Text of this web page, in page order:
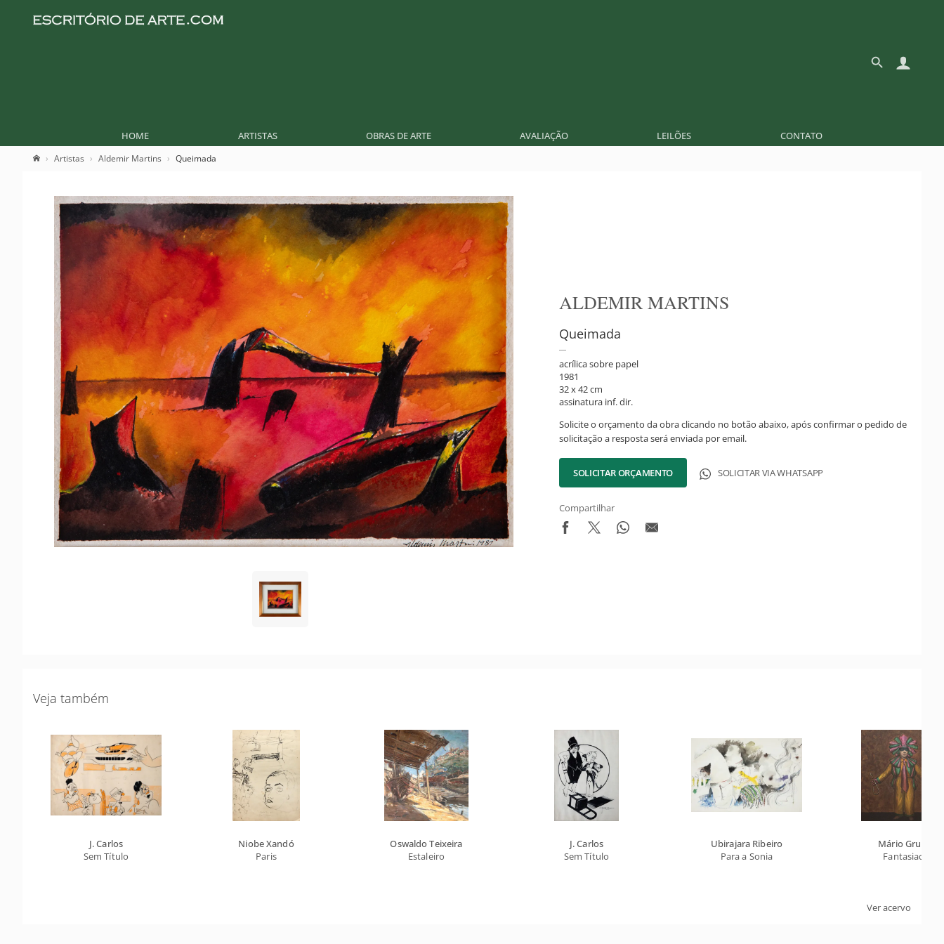
HOME ARTISTAS OBRAS DE ARTE AVALIAÇÃO LEILÕES CONTATO
Artistas Aldemir Martins Queimada
ALDEMIR MARTINS
Queimada
acrílica sobre papel
1981
32 x 42 cm
assinatura inf. dir.
Solicite o orçamento da obra clicando no botão abaixo, após confirmar o pedido de
solicitação a resposta será enviada por email.
SOLICITAR ORÇAMENTO SOLICITAR VIA WHATSAPP
Compartilhar
Veja também
J. Carlos
Sem Título
Niobe Xandó
Paris
Oswaldo Teixeira
Estaleiro
J. Carlos
Sem Título
Ubirajara Ribeiro
Para a Sonia
Mário Gruber
Fantasiado
Ver acervo